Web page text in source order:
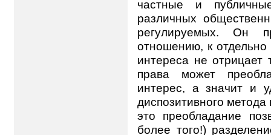
частные и
различных
регулируемых. Он
отношению, к
интереса не отрицает
права может
интерес, а значит и
диспозитивного
это преобладание
более того!)